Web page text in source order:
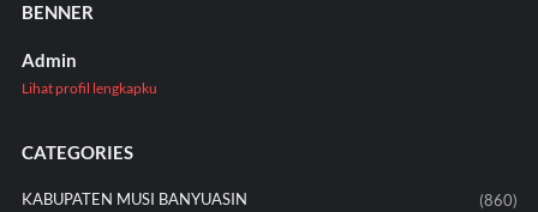
BENNER
Admin
Lihat profil lengkapku
CATEGORIES
KABUPATEN MUSI BANYUASIN
(860)